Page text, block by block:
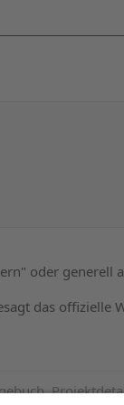
oder generell
das offizielle